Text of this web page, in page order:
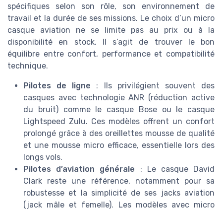
spécifiques selon son rôle, son environnement de
travail et la durée de ses missions. Le choix d’un micro
casque aviation ne se limite pas au prix ou à la
disponibilité en stock. Il s’agit de trouver le bon
équilibre entre confort, performance et compatibilité
technique.
Pilotes de ligne : Ils privilégient souvent des
casques avec technologie ANR (réduction active
du bruit) comme le casque Bose ou le casque
Lightspeed Zulu. Ces modèles offrent un confort
prolongé grâce à des oreillettes mousse de qualité
et une mousse micro efficace, essentielle lors des
longs vols.
Pilotes d’aviation générale : Le casque David
Clark reste une référence, notamment pour sa
robustesse et la simplicité de ses jacks aviation
(jack mâle et femelle). Les modèles avec micro